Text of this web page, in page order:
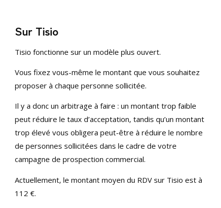
Sur Tisio
Tisio fonctionne sur un modèle plus ouvert.
Vous fixez vous-même le montant que vous souhaitez
proposer à chaque personne sollicitée.
Il y a donc un arbitrage à faire : un montant trop faible
peut réduire le taux d’acceptation, tandis qu’un montant
trop élevé vous obligera peut-être à réduire le nombre
de personnes sollicitées dans le cadre de votre
campagne de prospection commercial.
Actuellement, le montant moyen du RDV sur Tisio est à
112 €.